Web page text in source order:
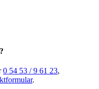
0 54 53 / 9 61 23,
.